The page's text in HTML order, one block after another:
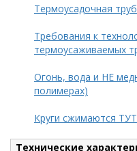
Термоусадочная
Требования к
термоусаживаемых
Огонь, вода и НЕ
полимерах)
Круги сжимаются
Технические